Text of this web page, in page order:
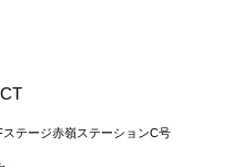
テージ赤嶺ステーションC号